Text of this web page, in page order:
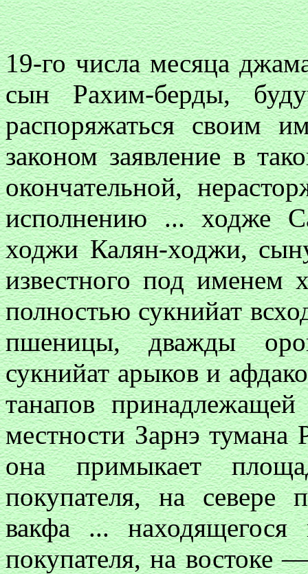
19-го числа месяца
сын Рахим-берды,
распоряжаться своим
законом заявление в
окончательной,
исполнению ... ходже
ходжи Калян-ходжи,
известного под
полностью сукнийат
пшеницы, дважды
сукнийат арыков и
танапов
местности Зарнэ тумана
она примыкает
покупателя, на
вакфа ... находящегося
покупателя, на востоке